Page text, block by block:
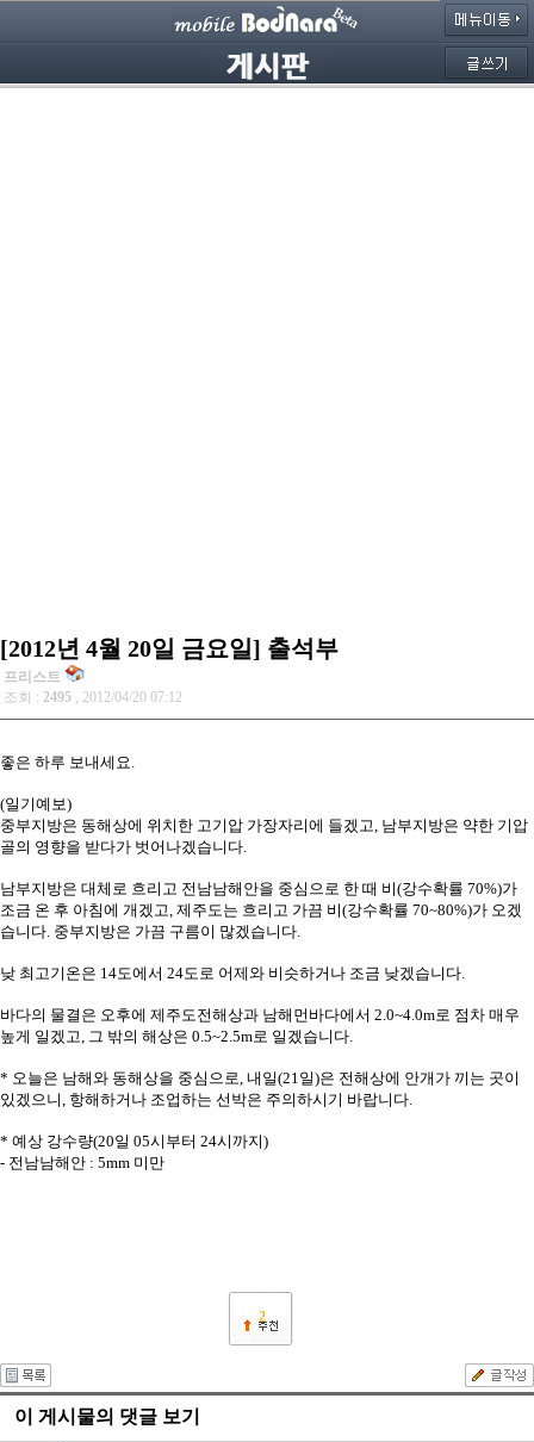
[2012년 4월 20일 금요일] 출석부
프리스트
조회 : 2495 , 2012/04/20 07:12
좋은 하루 보내세요.
(일기예보)
중부지방은 동해상에 위치한 고기압 가장자리에 들겠고, 남부지방은 약한 기압
골의 영향을 받다가 벗어나겠습니다.
남부지방은 대체로 흐리고 전남남해안을 중심으로 한 때 비(강수확률 70%)가
조금 온 후 아침에 개겠고, 제주도는 흐리고 가끔 비(강수확률 70~80%)가 오겠
습니다. 중부지방은 가끔 구름이 많겠습니다.
낮 최고기온은 14도에서 24도로 어제와 비슷하거나 조금 낮겠습니다.
바다의 물결은 오후에 제주도전해상과 남해먼바다에서 2.0~4.0m로 점차 매우
높게 일겠고, 그 밖의 해상은 0.5~2.5m로 일겠습니다.
* 오늘은 남해와 동해상을 중심으로, 내일(21일)은 전해상에 안개가 끼는 곳이
있겠으니, 항해하거나 조업하는 선박은 주의하시기 바랍니다.
* 예상 강수량(20일 05시부터 24시까지)
- 전남남해안 : 5mm 미만
2
이 게시물의 댓글 보기